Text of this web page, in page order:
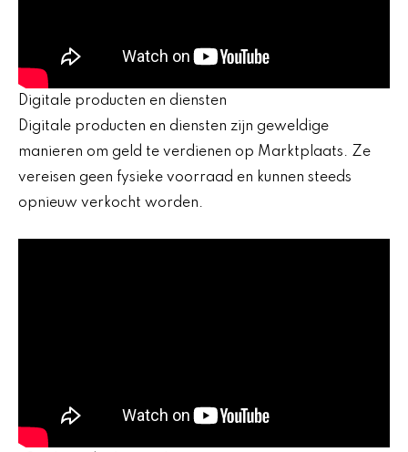
Digitale producten en diensten
Digitale producten en diensten zijn geweldige
manieren om geld te verdienen op Marktplaats. Ze
vereisen geen fysieke voorraad en kunnen steeds
opnieuw verkocht worden.